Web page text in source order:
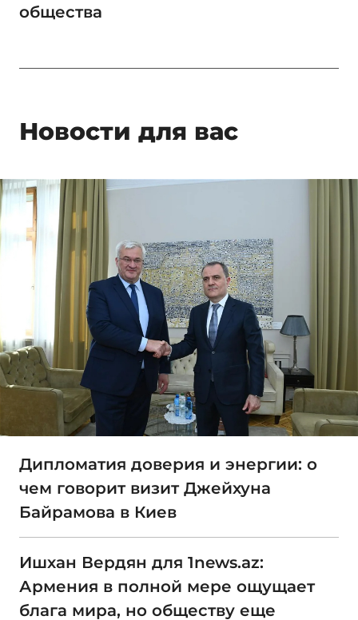
общества
Новости для вас
Дипломатия доверия и энергии: о
чем говорит визит Джейхуна
Байрамова в Киев
Ишхан Вердян для 1news.az:
Армения в полной мере ощущает
блага мира, но обществу еще